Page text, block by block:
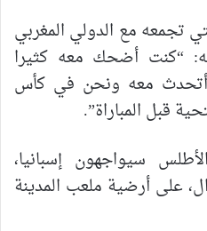
تجمعه مع الدولي المغربي
“كنت أضحك معه كثيرا
أتحدث معه ونحن في كأس
قبل المباراة”.
سيواجهون إسبانيا،
على أرضية ملعب المدينة